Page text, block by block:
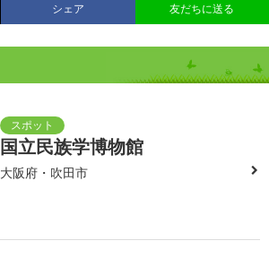
シェア 友だちに送る
国立民族学博物館
大阪府・吹田市